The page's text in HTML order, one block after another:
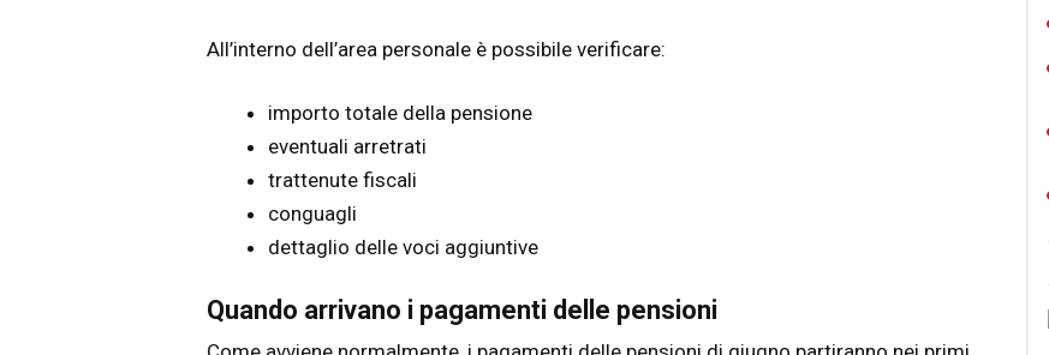
All’interno dell’area personale è possibile verificare:
importo totale della pensione
eventuali arretrati
trattenute fiscali
conguagli
dettaglio delle voci aggiuntive
Quando arrivano i pagamenti delle pensioni